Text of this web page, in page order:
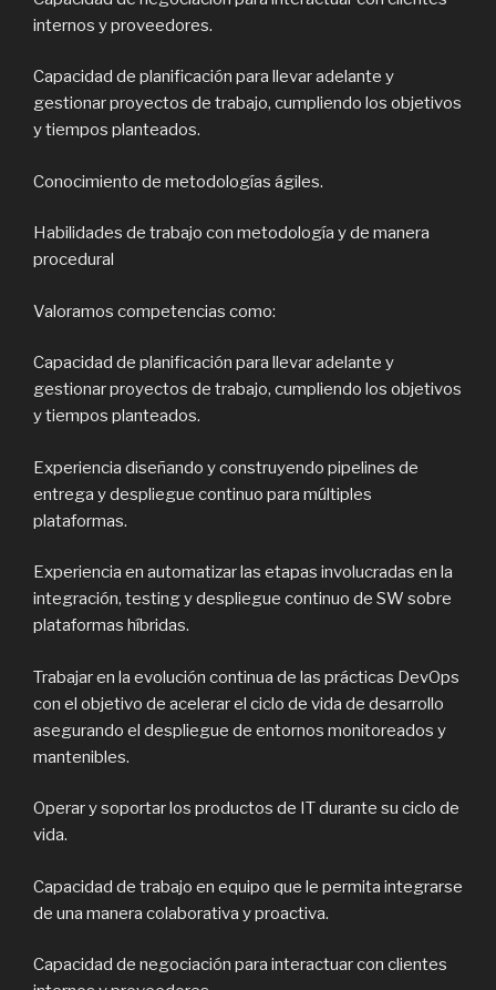
internos y proveedores.
Capacidad de planificación para llevar adelante y
gestionar proyectos de trabajo, cumpliendo los objetivos
y tiempos planteados.
Conocimiento de metodologías ágiles.
Habilidades de trabajo con metodología y de manera
procedural
Valoramos competencias como:
Capacidad de planificación para llevar adelante y
gestionar proyectos de trabajo, cumpliendo los objetivos
y tiempos planteados.
Experiencia diseñando y construyendo pipelines de
entrega y despliegue continuo para múltiples
plataformas.
Experiencia en automatizar las etapas involucradas en la
integración, testing y despliegue continuo de SW sobre
plataformas híbridas.
Trabajar en la evolución continua de las prácticas DevOps
con el objetivo de acelerar el ciclo de vida de desarrollo
asegurando el despliegue de entornos monitoreados y
mantenibles.
Operar y soportar los productos de IT durante su ciclo de
vida.
Capacidad de trabajo en equipo que le permita integrarse
de una manera colaborativa y proactiva.
Capacidad de negociación para interactuar con clientes